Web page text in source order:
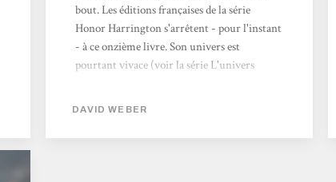
bout. Les éditions françaises de la série
Honor Harrington s'arrêtent - pour l'instant
- à ce onzième livre. Son univers est
pourtant vivace (voir la série L'univers
ma copine Honor. Petite rétrospective J'ai
DAVID WEBER